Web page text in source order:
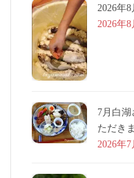
2026年
2026年8
7月白
ただき
2026年7